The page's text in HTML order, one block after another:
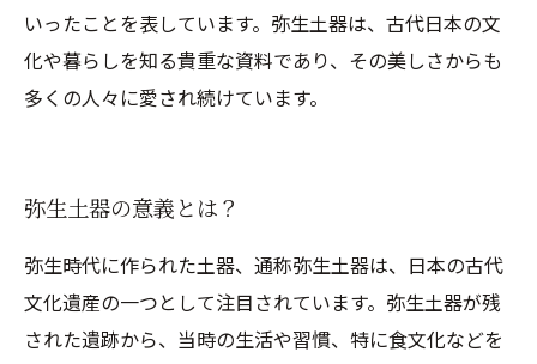
いったことを表しています。弥生土器は、古代日本の文
化や暮らしを知る貴重な資料であり、その美しさからも
多くの人々に愛され続けています。
弥生土器の意義とは？
弥生時代に作られた土器、通称弥生土器は、日本の古代
文化遺産の一つとして注目されています。弥生土器が残
された遺跡から、当時の生活や習慣、特に食文化などを